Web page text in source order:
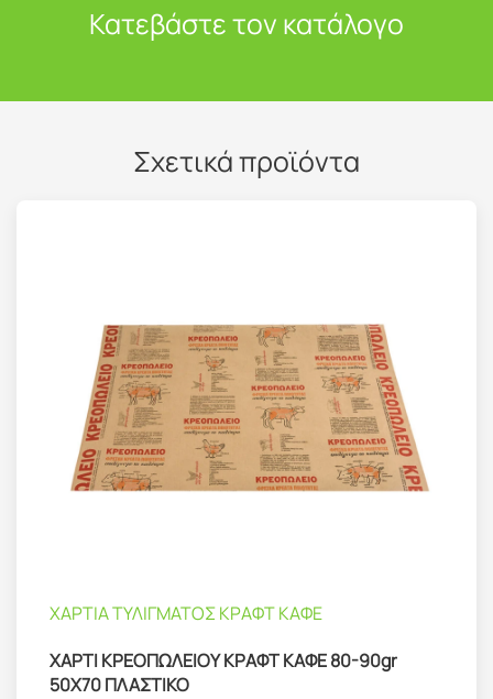
Κατεβάστε τον κατάλογο
Σχετικά προϊόντα
ΧΑΡΤΙΑ ΤΥΛΙΓΜΑΤΟΣ ΚΡΑΦΤ ΚΑΦΕ
ΧΑΡΤΙ ΚΡΕΟΠΩΛΕΙΟΥ ΚΡΑΦΤ ΚΑΦΕ 80-90gr
50X70 ΠΛΑΣΤΙΚΟ